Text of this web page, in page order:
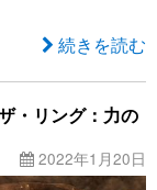
続きを読む
・リング：力の
2022年1月20日